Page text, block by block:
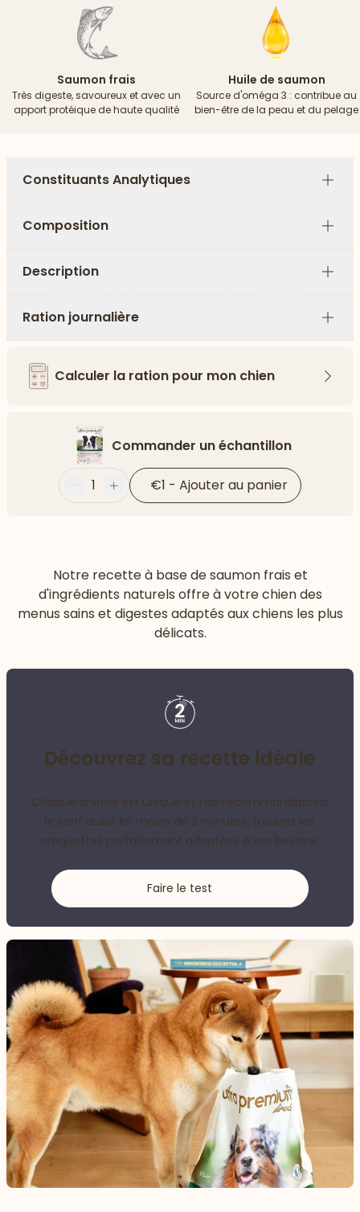
Saumon frais
Très digeste, savoureux et avec un
apport protéique de haute qualité
Huile de saumon
Source d'oméga 3 : contribue au
bien-être de la peau et du pelage
Constituants Analytiques
Plus
Composition
Plus
Description
Plus
Ration journalière
Plus
Calculer la ration pour mon chien
Commander un échantillon
Moins
1 Plus €1 - Ajouter au panier
Notre recette à base de saumon frais et
d'ingrédients naturels offre à votre chien des
menus sains et digestes adaptés aux chiens les plus
délicats.
Découvrez sa recette idéale
Chaque animal est unique et nos recommandations
le sont aussi. En moins de 2 minutes, trouvez les
croquettes parfaitement adaptées à ses besoins.
Faire le test